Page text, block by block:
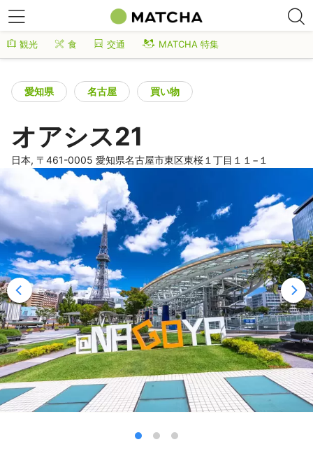
観光 食 交通 MATCHA 特集
愛知県 名古屋 買い物
オアシス21
日本, 〒461-0005 愛知県名古屋市東区東桜１丁目１１−１